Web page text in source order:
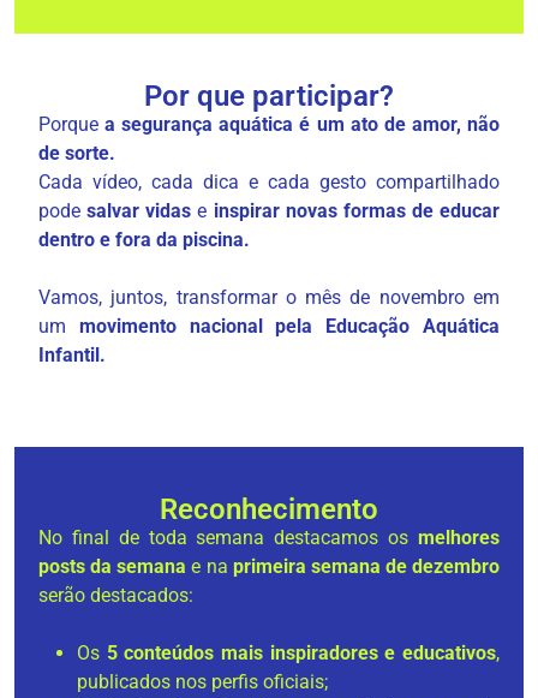
Por que participar?
Porquea segurança aquática é um ato de amor, não
de sorte.
Cada vídeo, cada dica e cada gesto compartilhado
podesalvar vidas e inspirar novas formas de educar
dentro e fora da piscina.
Vamos, juntos, transformar o mês de novembro em
um movimento nacional pela Educação Aquática
Infantil.
Reconhecimento
No final de toda semana destacamos os melhores
posts da semana e na primeira semana de dezembro
serão destacados:
Os 5 conteúdos mais inspiradores e educativos,
publicados nos perfis oficiais;